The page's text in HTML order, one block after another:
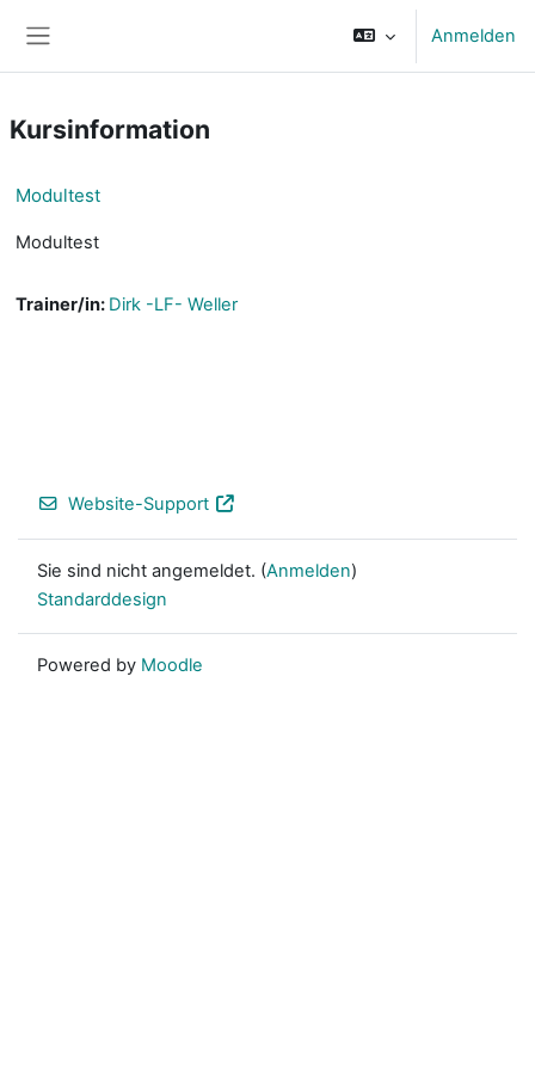
Anmelden
Kursinformation
Modultest
Modultest
Trainer/in: Dirk -LF- Weller
Website-Support
Sie sind nicht angemeldet. (Anmelden)
Standarddesign
Powered by Moodle